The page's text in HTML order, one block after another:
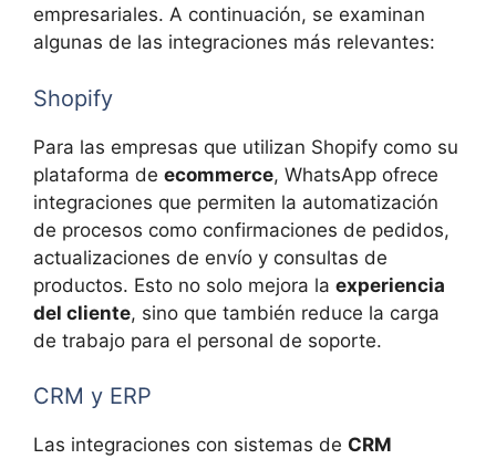
empresariales. A continuación, se examinan
algunas de las integraciones más relevantes:
Shopify
Para las empresas que utilizan Shopify como su
plataforma de ecommerce, WhatsApp ofrece
integraciones que permiten la automatización
de procesos como confirmaciones de pedidos,
actualizaciones de envío y consultas de
productos. Esto no solo mejora la experiencia
del cliente, sino que también reduce la carga
de trabajo para el personal de soporte.
CRM y ERP
Las integraciones con sistemas de CRM